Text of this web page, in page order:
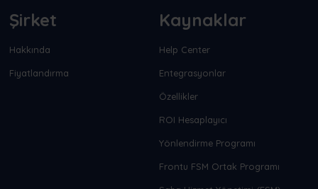
Şirket
Hakkında
Fiyatlandırma
Kaynaklar
Help Center
Entegrasyonlar
Özellikler
ROI Hesaplayıcı
Yönlendirme Programı
Frontu FSM Ortak Programı